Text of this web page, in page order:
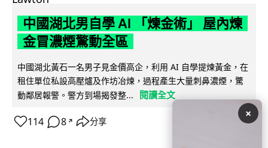
中國湖北男自學 AI 「煉金術」 屋內煉
金冒濃煙驚動全區
中國湖北黃石一名男子見金價高企，利用 AI 自學提煉黃金，在
租住單位私設高壓爐及作坊冶煉，過程產生大量刺鼻濃煙，驚
動鄰居報警。警方到場揭發整...
閱讀全文
114 8 ↗ 分享
×